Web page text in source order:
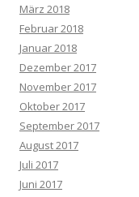
März 2018
Februar 2018
Januar 2018
Dezember 2017
November 2017
Oktober 2017
September 2017
August 2017
Juli 2017
Juni 2017